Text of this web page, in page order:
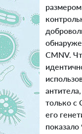
CMNV.
только с
его